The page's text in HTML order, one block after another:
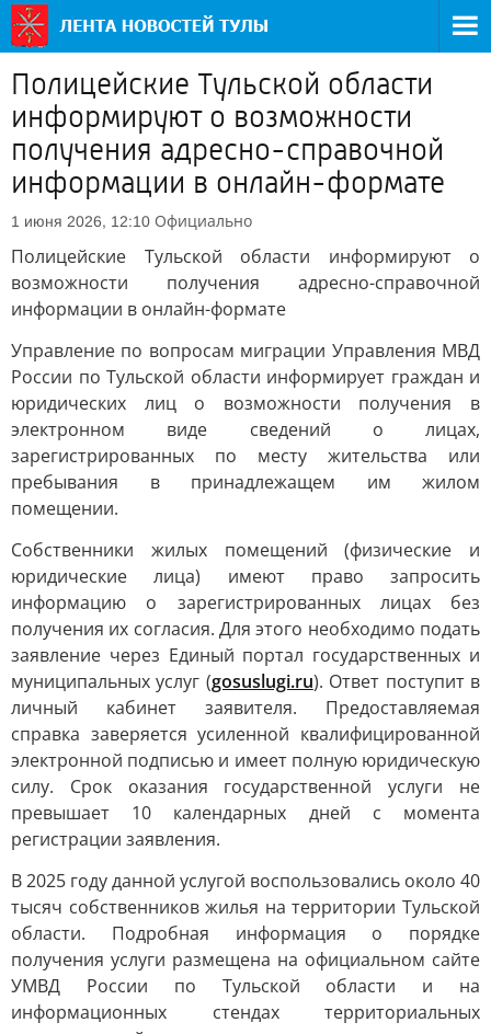
Полицейские Тульской области
информируют о возможности
получения адресно-справочной
информации в онлайн-формате
1 июня 2026, 12:10 Официально
Полицейские Тульской области информируют о
возможности получения адресно-справочной
информации в онлайн-формате
Управление по вопросам миграции Управления МВД
России по Тульской области информирует граждан и
юридических лиц о возможности получения в
электронном виде сведений о лицах,
зарегистрированных по месту жительства или
пребывания в принадлежащем им жилом
помещении.
Собственники жилых помещений (физические и
юридические лица) имеют право запросить
информацию о зарегистрированных лицах без
получения их согласия. Для этого необходимо подать
заявление через Единый портал государственных и
муниципальных услуг (gosuslugi.ru). Ответ поступит в
личный кабинет заявителя. Предоставляемая
справка заверяется усиленной квалифицированной
электронной подписью и имеет полную юридическую
силу. Срок оказания государственной услуги не
превышает 10 календарных дней с момента
регистрации заявления.
В 2025 году данной услугой воспользовались около 40
тысяч собственников жилья на территории Тульской
области. Подробная информация о порядке
получения услуги размещена на официальном сайте
УМВД России по Тульской области и на
информационных стендах территориальных